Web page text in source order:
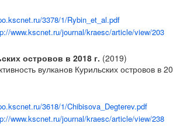
3378/1/Rybin_et_al.pdf
www.kscnet.ru/journal/kraesc/article/view/203
островов в 2018 г. (2019)
вулканов Курильских
3618/1/Chibisova_Degterev.pdf
www.kscnet.ru/journal/kraesc/article/view/238